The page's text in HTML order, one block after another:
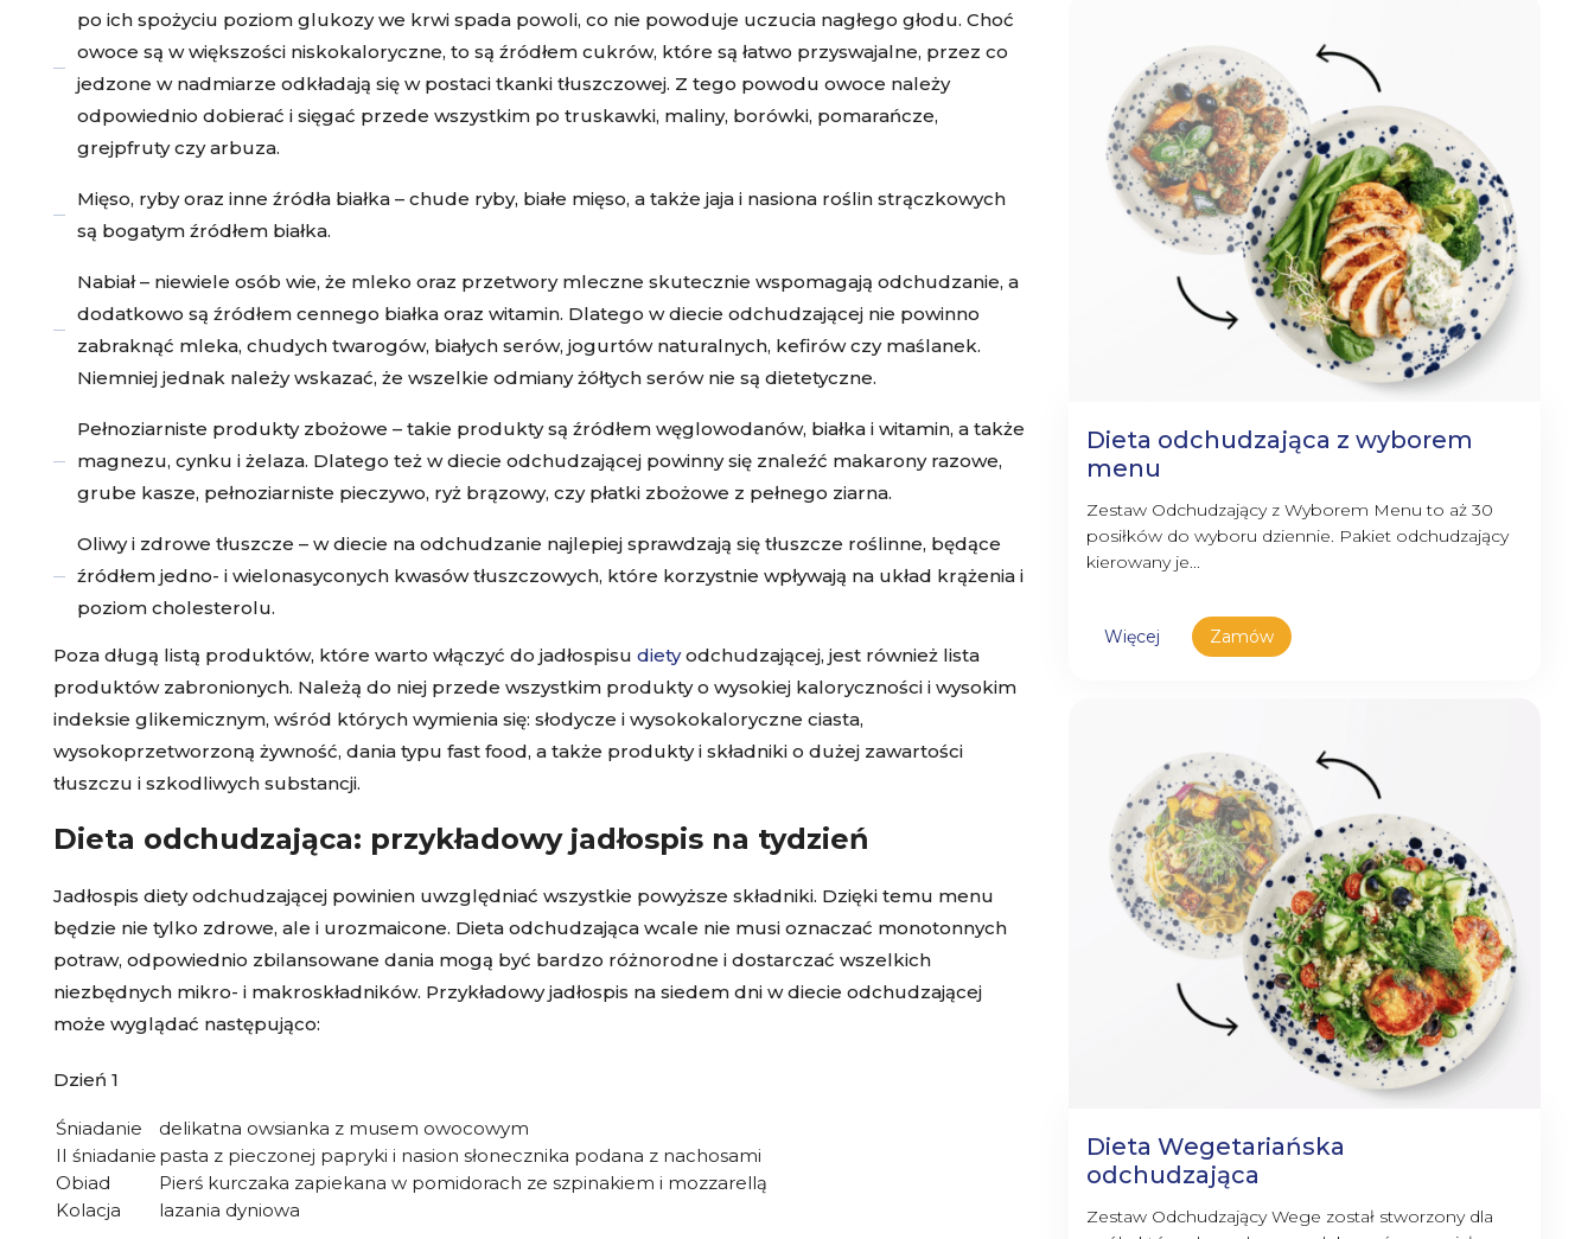
po ich spożyciu poziom glukozy we krwi spada powoli, co nie powoduje uczucia nagłego głodu. Choć
owoce są w większości niskokaloryczne, to są źródłem cukrów, które są łatwo przyswajalne, przez co
jedzone w nadmiarze odkładają się w postaci tkanki tłuszczowej. Z tego powodu owoce należy
odpowiednio dobierać i sięgać przede wszystkim po truskawki, maliny, borówki, pomarańcze,
grejpfruty czy arbuza.
Mięso, ryby oraz inne źródła białka – chude ryby, białe mięso, a także jaja i nasiona roślin strączkowych
są bogatym źródłem białka.
Nabiał – niewiele osób wie, że mleko oraz przetwory mleczne skutecznie wspomagają odchudzanie, a
dodatkowo są źródłem cennego białka oraz witamin. Dlatego w diecie odchudzającej nie powinno
zabraknąć mleka, chudych twarogów, białych serów, jogurtów naturalnych, kefirów czy maślanek.
Niemniej jednak należy wskazać, że wszelkie odmiany żółtych serów nie są dietetyczne.
Pełnoziarniste produkty zbożowe – takie produkty są źródłem węglowodanów, białka i witamin, a także
magnezu, cynku i żelaza. Dlatego też w diecie odchudzającej powinny się znaleźć makarony razowe,
grube kasze, pełnoziarniste pieczywo, ryż brązowy, czy płatki zbożowe z pełnego ziarna.
Oliwy i zdrowe tłuszcze – w diecie na odchudzanie najlepiej sprawdzają się tłuszcze roślinne, będące
źródłem jedno- i wielonasyconych kwasów tłuszczowych, które korzystnie wpływają na układ krążenia i
poziom cholesterolu.
Poza długą listą produktów, które warto włączyć do jadłospisu dietyodchudzającej, jest również lista
produktów zabronionych. Należą do niej przede wszystkim produkty o wysokiej kaloryczności i wysokim
indeksie glikemicznym, wśród których wymienia się: słodycze i wysokokaloryczne ciasta,
wysokoprzetworzoną żywność, dania typu fast food, a także produkty i składniki o dużej zawartości
tłuszczu i szkodliwych substancji.
Dieta odchudzająca: przykładowy jadłospis na tydzień
Jadłospis diety odchudzającej powinien uwzględniać wszystkie powyższe składniki. Dzięki temu menu
będzie nie tylko zdrowe, ale i urozmaicone. Dieta odchudzająca wcale nie musi oznaczać monotonnych
potraw, odpowiednio zbilansowane dania mogą być bardzo różnorodne i dostarczać wszelkich
niezbędnych mikro- i makroskładników. Przykładowy jadłospis na siedem dni w diecie odchudzającej
może wyglądać następująco:
Dzień 1
Śniadanie
delikatna owsianka z musem owocowym
II śniadanie pasta z pieczonej papryki i nasion słonecznika podana z nachosami
Obiad
Pierś kurczaka zapiekana w pomidorach ze szpinakiem i mozzarellą
Kolacja
lazania dyniowa
Dieta odchudzająca z wyborem
menu
Zestaw Odchudzający z Wyborem Menu to aż 30
posiłków do wyboru dziennie. Pakiet odchudzający
kierowany je...
Więcej Zamów
Dieta Wegetariańska
odchudzająca
Zestaw Odchudzający Wege został stworzony dla